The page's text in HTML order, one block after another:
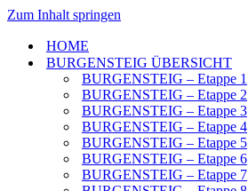
Zum Inhalt springen
HOME
BURGENSTEIG ÜBERSICHT
BURGENSTEIG – Etappe 1
BURGENSTEIG – Etappe 2
BURGENSTEIG – Etappe 3
BURGENSTEIG – Etappe 4
BURGENSTEIG – Etappe 5
BURGENSTEIG – Etappe 6
BURGENSTEIG – Etappe 7